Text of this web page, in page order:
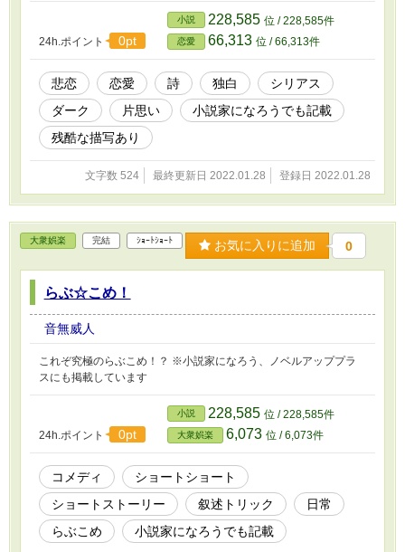
24h.ポイント 0pt
小説 228,585 位 / 228,585件
恋愛 66,313 位 / 66,313件
悲恋 恋愛 詩 独白
シリアス
ダーク
片思い
小説家になろうでも記載
残酷な描写あり
文字数 524 最終更新日 2022.01.28 登録日 2022.01.28
大衆娯楽 完結 ｼｮｰﾄｼｮｰﾄ お気に入りに追加 0
らぶ☆こめ！
音無威人
これぞ究極のらぶこめ！？ ※小説家になろう、ノベルアッププラ
スにも掲載しています
24h.ポイント 0pt
小説 228,585 位 / 228,585件
大衆娯楽 6,073 位 / 6,073件
コメディ
ショートショート
ショートストーリー
叙述トリック
日常
らぶこめ
小説家になろうでも記載